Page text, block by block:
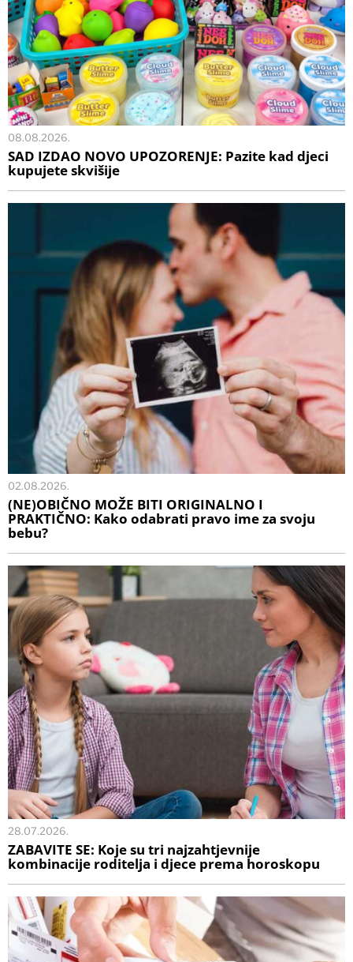
08.08.2026.
SAD IZDAO NOVO UPOZORENJE: Pazite kad djeci
kupujete skvišije
02.08.2026.
(NE)OBIČNO MOŽE BITI ORIGINALNO I
PRAKTIČNO: Kako odabrati pravo ime za svoju
bebu?
28.07.2026.
ZABAVITE SE: Koje su tri najzahtjevnije
kombinacije roditelja i djece prema horoskopu